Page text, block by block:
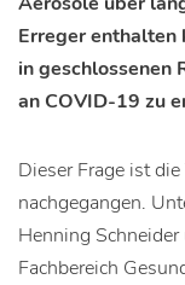
Erreger enthalten
in geschlossenen
an COVID-19 zu
Dieser Frage ist
nachgegangen.
Henning
Fachbereich